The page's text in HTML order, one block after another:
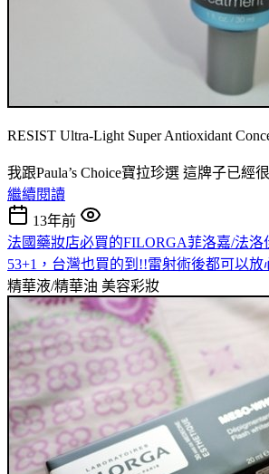
RESIST Ultra-Light Super Antioxidant
我跟Paula’s Choice寶拉珍選 這牌子已經
繼續閱讀
13年前
法國藥妝店必買的FILORGA菲洛嘉/法洛
53+1，台灣也買的到!!雷射術後都可以放
精華液/精華油 美容彩妝